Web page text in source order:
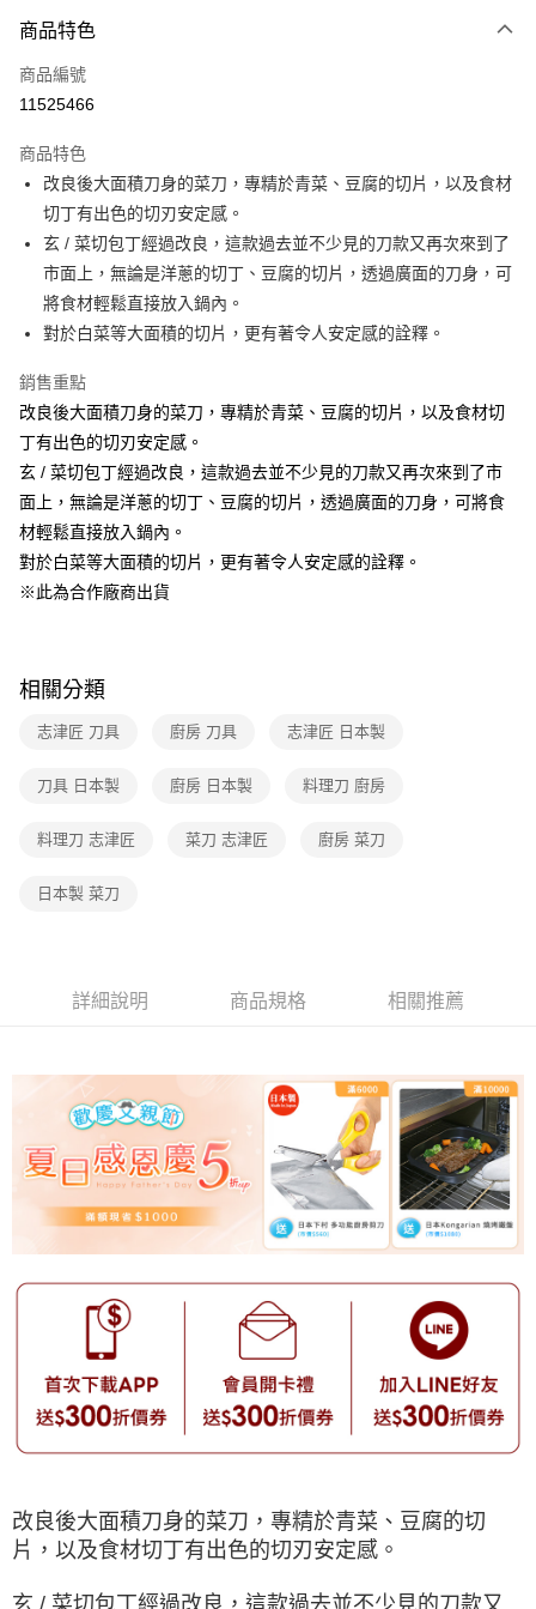
Apple Pay
悠遊付
全盈+PAY
大哥付你分期
相關說明
【大哥付你分期使用說明】
1.本服務由台灣大哥大提供，台灣大哥大用戶可立即使用無須另外申請。
2.付款方式選擇「大哥付你分期」，訂單成立後會自動跳轉到大哥付的交易
流程，驗證手機門號後，選擇欲分期的期數、繳款截止日，確認付款後即完
3.實際核准額度、可分期數及費用金額請依後續交易確認頁面所載為準。
4.訂單成立30分鐘內，如未前往確認交易或遇審核未通過，訂單將自動取
消。如遇「轉專審核」未通過狀況，表示未達大哥付你分期系統評分，恕無
法說明評估內容。
1.分期款項不併入電信帳單，「大哥付你分期」於每月結算日後寄送繳費提
醒簡訊。
2.透過簡訊連結打開帳單後，可選擇「超商條碼／台灣大直營門市／銀行轉
帳／街口支付／iPASS MONEY」等通路繳費。
【注意事項】
2.基於同意付款使用「大哥付你分期」之契約關係目的，商店將以您的個人
資料（包含姓名、電話或地址）提供予台灣大哥大進項蒐集、處理及利用，
3.完整用戶服務條款，請詳閱以下連結：
https://oppay.tw/userRule
ATM付款
運送方式
宅配【父親節大回饋】限時$299免運
每筆NT$150，滿NT$299(含以上)免運費
商品特色
商品編號
11525466
商品特色
改良後大面積刀身的菜刀，專精於青菜、豆腐的切片，以及食材
切丁有出色的切刃安定感。
玄 / 菜切包丁經過改良，這款過去並不少見的刀款又再次來到了
市面上，無論是洋蔥的切丁、豆腐的切片，透過廣面的刀身，可
將食材輕鬆直接放入鍋內。
對於白菜等大面積的切片，更有著令人安定感的詮釋。
銷售重點
改良後大面積刀身的菜刀，專精於青菜、豆腐的切片，以及食材切
丁有出色的切刃安定感。
玄 / 菜切包丁經過改良，這款過去並不少見的刀款又再次來到了市
面上，無論是洋蔥的切丁、豆腐的切片，透過廣面的刀身，可將食
材輕鬆直接放入鍋內。
對於白菜等大面積的切片，更有著令人安定感的詮釋。
※此為合作廠商出貨
相關分類
志津匠 刀具 廚房 刀具 志津匠 日本製
刀具 日本製 廚房 日本製 料理刀 廚房
料理刀 志津匠 菜刀 志津匠 廚房 菜刀
日本製 菜刀
詳細說明 商品規格 相關推薦
改良後大面積刀身的菜刀，專精於青菜、豆腐的切
片，以及食材切丁有出色的切刃安定感。
玄 / 菜切包丁經過改良，這款過去並不少見的刀款又